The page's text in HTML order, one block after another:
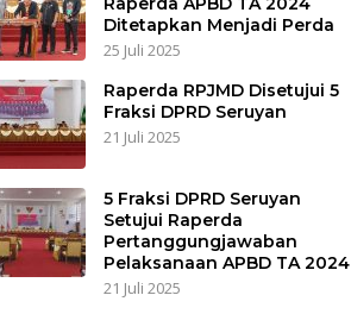
Ditetapkan Menjadi Perda
25 Juli 2025
Raperda RPJMD Disetujui 5
Fraksi DPRD Seruyan
21 Juli 2025
5 Fraksi DPRD Seruyan
Setujui Raperda
Pertanggungjawaban
Pelaksanaan APBD TA 2024
21 Juli 2025